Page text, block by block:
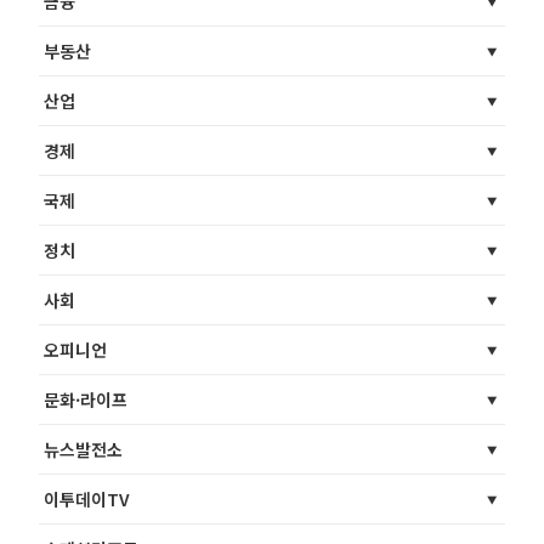
부동산
산업
경제
국제
정치
사회
오피니언
문화·라이프
뉴스발전소
이투데이TV